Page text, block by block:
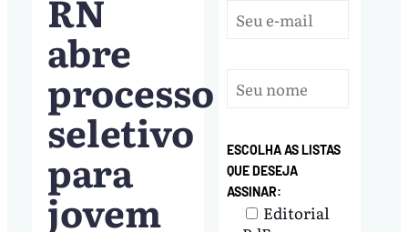
abre
processo
seletivo
para
jovem
ESCOLHA AS LISTAS
QUE DESEJA
ASSINAR:
Editorial